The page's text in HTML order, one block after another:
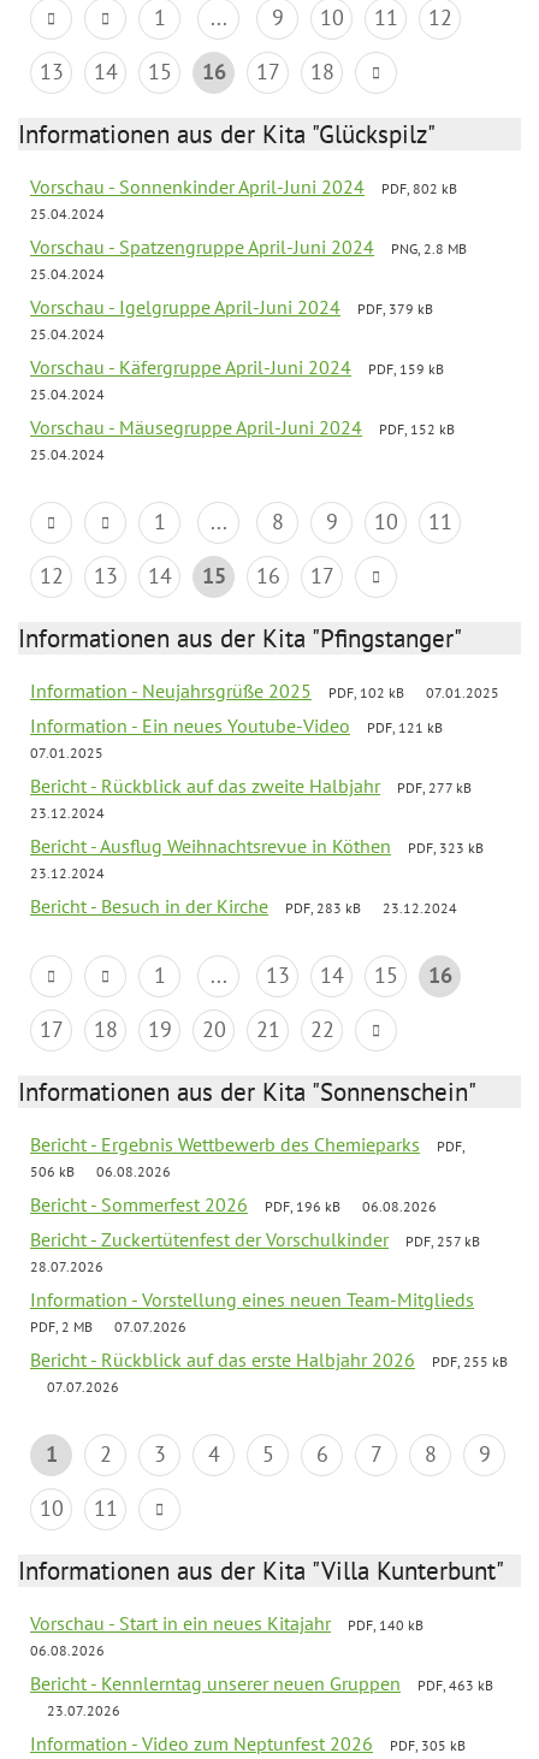
1 ... 9 10 11
12
13
14 15 16 17 18
Informationen aus der Kita "Glückspilz"
Vorschau - Sonnenkinder April-Juni 2024
PDF, 802 kB
25.04.2024
Vorschau - Spatzengruppe April-Juni 2024
PNG, 2.8 MB
25.04.2024
Vorschau - Igelgruppe April-Juni 2024
PDF, 379 kB
25.04.2024
Vorschau - Käfergruppe April-Juni 2024
PDF, 159 kB
25.04.2024
Vorschau - Mäusegruppe April-Juni 2024
PDF, 152 kB
25.04.2024
1 ... 8 9 10
11
12
13 14 15 16 17
Informationen aus der Kita "Pfingstanger"
Information - Neujahrsgrüße 2025 PDF, 102 kB 07.01.2025
Information - Ein neues Youtube-Video
PDF, 121 kB
07.01.2025
Bericht - Rückblick auf das zweite Halbjahr
PDF, 277 kB
23.12.2024
Bericht - Ausflug Weihnachtsrevue in Köthen
PDF, 323 kB
23.12.2024
Bericht - Besuch in der Kirche PDF, 283 kB 23.12.2024
1 ... 13 14 15
16
17
18 19 20 21 22
Informationen aus der Kita "Sonnenschein"
Bericht - Ergebnis Wettbewerb des Chemieparks
PDF,
506 kB
06.08.2026
Bericht - Sommerfest 2026 PDF, 196 kB 06.08.2026
Bericht - Zuckertütenfest der Vorschulkinder
PDF, 257 kB
28.07.2026
Information - Vorstellung eines neuen Team-Mitglieds
PDF, 2 MB 07.07.2026
Bericht - Rückblick auf das erste Halbjahr 2026
PDF, 255 kB
07.07.2026
1 2 3 4 5 6 7 8
9
10
11
Informationen aus der Kita "Villa Kunterbunt"
Vorschau - Start in ein neues Kitajahr
PDF, 140 kB
06.08.2026
Bericht - Kennlerntag unserer neuen Gruppen
PDF, 463 kB
23.07.2026
Information - Video zum Neptunfest 2026 PDF, 305 kB